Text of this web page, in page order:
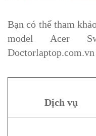
Bạn có thể tham
model Acer
Doctorlaptop.com.vn
Dịch vụ